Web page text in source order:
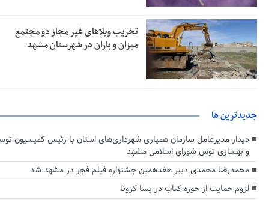
تخریب ویلاهای غیر مجاز دو مجتمع
میزان و باران در شهرستان مشهد
جديدترين ها
دیدار مدیرعامل سازمان همیاری شهرداری‌های استان با رئیس کمیسیون
و بهسازی توس شورای اسلامی مشهد
محمدرضا محمدی دبیر هفدهمین جشنواره فیلم فجر در مشهد شد
لزوم حمایت از حوزه کتاب در پسا کرونا